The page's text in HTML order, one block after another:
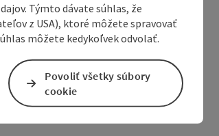
Týmto dávate súhlas, že
z USA), ktoré môžete spravovať
môžete kedykoľvek odvolať.
Povoliť všetky súbory
cookie